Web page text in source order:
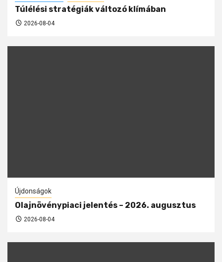
Túlélési stratégiák változó klímában
2026-08-04
Újdonságok
Olajnövénypiaci jelentés – 2026. augusztus
2026-08-04